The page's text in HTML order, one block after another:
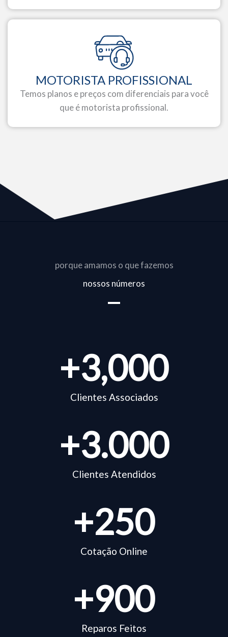
MOTORISTA PROFISSIONAL
Temos planos e preços com diferenciais para você
que é motorista profissional.
porque amamos o que fazemos
nossos números
Clientes Associados
+3,000
Clientes Atendidos
+3.000
Cotação Online
+250
Reparos Feitos
+900